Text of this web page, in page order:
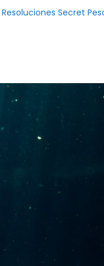
Resoluciones Secret